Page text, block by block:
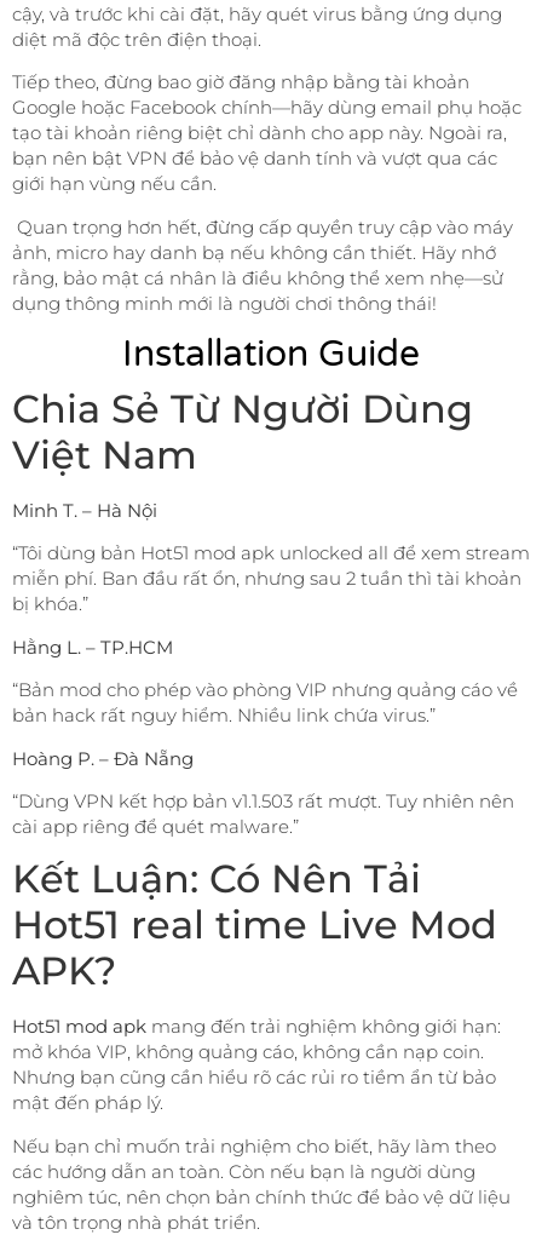
cậy, và trước khi cài đặt, hãy quét virus bằng ứng dụng
diệt mã độc trên điện thoại.
Tiếp theo, đừng bao giờ đăng nhập bằng tài khoản
Google hoặc Facebook chính—hãy dùng email phụ hoặc
tạo tài khoản riêng biệt chỉ dành cho app này. Ngoài ra,
bạn nên bật VPN để bảo vệ danh tính và vượt qua các
giới hạn vùng nếu cần.
Quan trọng hơn hết, đừng cấp quyền truy cập vào máy
ảnh, micro hay danh bạ nếu không cần thiết. Hãy nhớ
rằng, bảo mật cá nhân là điều không thể xem nhẹ—sử
dụng thông minh mới là người chơi thông thái!
Installation Guide
Chia Sẻ Từ Người Dùng
Việt Nam
Minh T. – Hà Nội
“Tôi dùng bản Hot51 mod apk unlocked all để xem stream
miễn phí. Ban đầu rất ổn, nhưng sau 2 tuần thì tài khoản
bị khóa.”
Hằng L. – TP.HCM
“Bản mod cho phép vào phòng VIP nhưng quảng cáo về
bản hack rất nguy hiểm. Nhiều link chứa virus.”
Hoàng P. – Đà Nẵng
“Dùng VPN kết hợp bản v1.1.503 rất mượt. Tuy nhiên nên
cài app riêng để quét malware.”
Kết Luận: Có Nên Tải
Hot51 real time Live Mod
APK?
Hot51 mod apk mang đến trải nghiệm không giới hạn:
mở khóa VIP, không quảng cáo, không cần nạp coin.
Nhưng bạn cũng cần hiểu rõ các rủi ro tiềm ẩn từ bảo
mật đến pháp lý.
Nếu bạn chỉ muốn trải nghiệm cho biết, hãy làm theo
các hướng dẫn an toàn. Còn nếu bạn là người dùng
nghiêm túc, nên chọn bản chính thức để bảo vệ dữ liệu
và tôn trọng nhà phát triển.